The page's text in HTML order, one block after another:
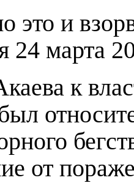
это и
24 марта
к
от